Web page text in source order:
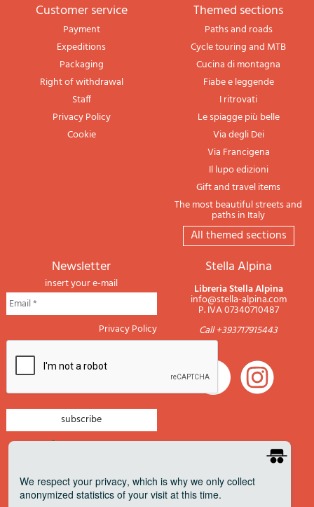
Customer service
Payment
Expeditions
Packaging
Right of withdrawal
Staff
Privacy Policy
Cookie
themed sections
Paths and roads
Cycle touring and MTB
Cucina di montagna
Fiabe e leggende
I ritrovati
Le spiagge più belle
Via degli Dei
Via Francigena
Il lupo edizioni
Gift and travel items
The most beautiful streets and
paths in Italy
All themed sections
newsletter
insert your e-mail
Privacy Policy
newsletter travels
Stella Alpina
Libreria Stella Alpina
info@stella-alpina.com
P. IVA 07340710487
Call +393717915443
We respect your privacy, which is why we only collect
anonymized statistics of your visit at this time.